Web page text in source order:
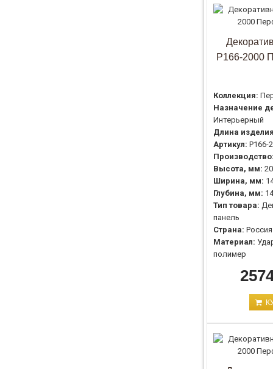
P166-2000
Коллекция:
Назначение
Интерьерный
Длина
Артикул: P166-
Высота, мм:
Ширина, мм:
Глубина, мм:
Тип товара:
панель
Страна: Россия
Материал:
полимер